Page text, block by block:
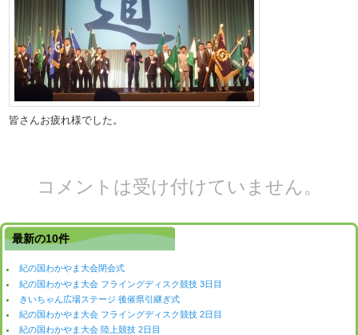
皆さんお疲れ様でした。
コメントは受け付けていません。
最新の10件
紀の国わかやま大会閉会式
紀の国わかやま大会 フライングディスク競技 3日目
きいちゃん広場ステージ 後催県引継ぎ式
紀の国わかやま大会 フライングディスク競技 2日目
紀の国わかやま大会 陸上競技 2日目